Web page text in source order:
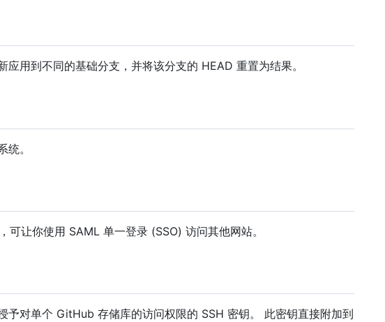
应用到不同的基础分支，并将该分支的 HEAD 重置为结果。
。
可让你使用 SAML 单一登录 (SSO) 访问其他网站。
予对单个 GitHub 存储库的访问权限的 SSH 密钥。 此密钥直接附加到